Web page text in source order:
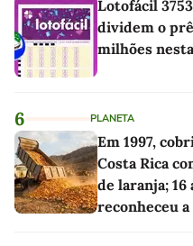
Lotofácil
dividem o
milhões
6 PLANETA
Em 1997,
Costa Rica
de laranja;
reconheceu a